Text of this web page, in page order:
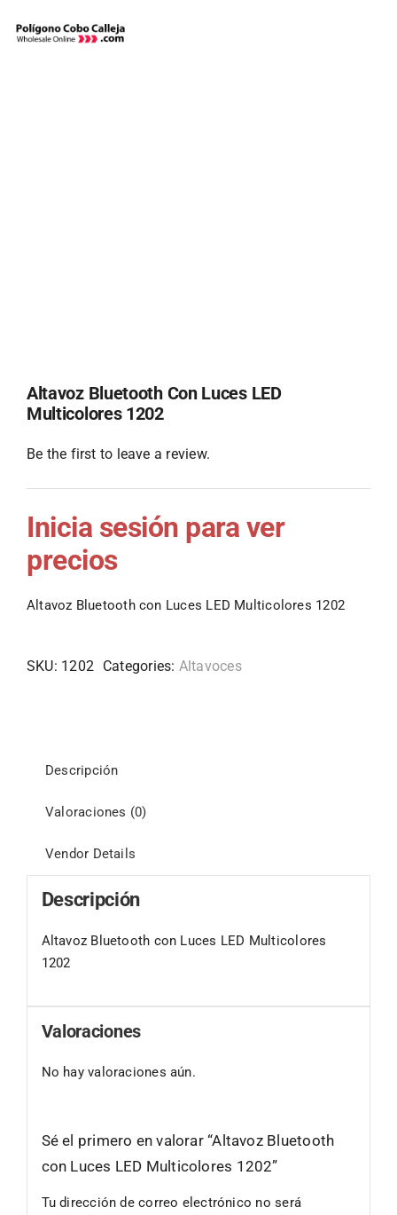
Altavoz Bluetooth Con Luces LED
Multicolores 1202
Be the first to leave a review.
Inicia sesión para ver
precios
Altavoz Bluetooth con Luces LED Multicolores 1202
SKU: 1202 Categories: Altavoces
Descripción
Valoraciones (0)
Vendor Details
Descripción
Altavoz Bluetooth con Luces LED Multicolores
1202
Valoraciones
No hay valoraciones aún.
Sé el primero en valorar “Altavoz Bluetooth
con Luces LED Multicolores 1202”
Tu dirección de correo electrónico no será